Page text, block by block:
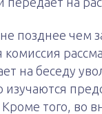
позднее чем
на беседу
изучаются
того, во